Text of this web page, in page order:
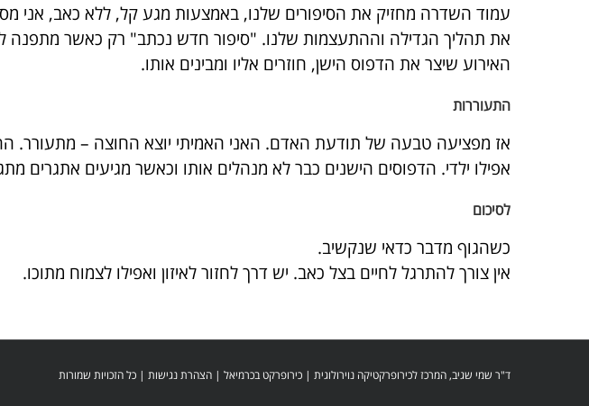
עמוד השדרה מחזיק את הסיפורים שלנו, באמצעות מגע קל, ללא כאב, אני
את תהליך הגדילה וההתעצמות שלנו. "סיפור חדש נכתב" רק כאשר מתפנה
האירוע שיצר את הדפוס הישן, חוזרים אליו ומבינים אותו.
התעוררות
אז מפציעה טבעה של תודעת האדם. האני האמיתי יוצא החוצה – מתעורר.
אפילו ילדי. הדפוסים הישנים כבר לא מנהלים אותו וכאשר מגיעים אתגרים
לסיכום
כשהגוף מדבר כדאי שנקשיב.
אין צורך להתרגל לחיים בצל כאב. יש דרך לחזור לאיזון ואפילו לצמוח מתוכו.
ד"ר שמי שגיב, המרכז לכירופרקטיקה נוירולוגית | כירופרקט בכרמיאל | הצהרת נגישות | כל הזכויות שמורות